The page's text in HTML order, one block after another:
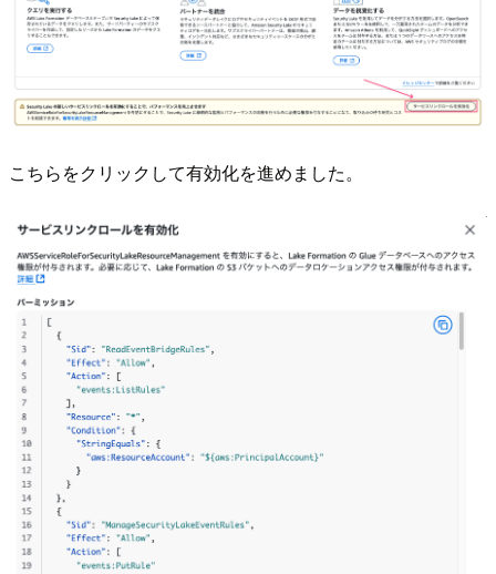
こちらをクリックして有効化を進めました。